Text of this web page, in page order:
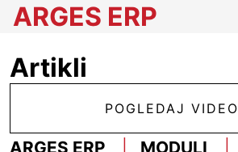
ARGES ERP
Artikli
POGLEDAJ VIDEO
ARGES ERP MODULI